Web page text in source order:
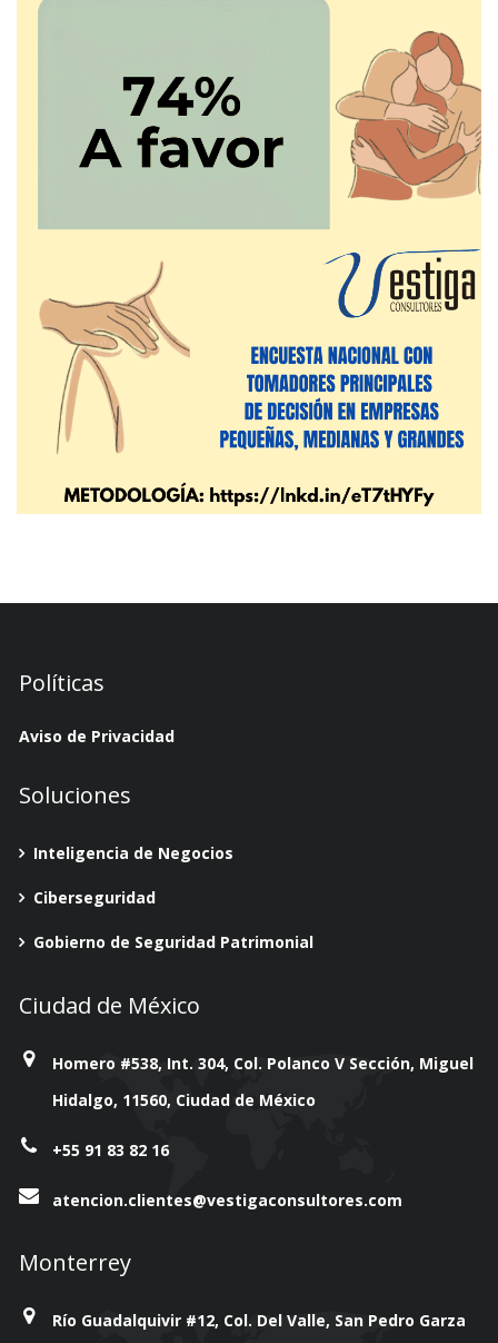
Políticas
Aviso de Privacidad
Soluciones
Inteligencia de Negocios
Ciberseguridad
Gobierno de Seguridad Patrimonial
Ciudad de México
Homero #538, Int. 304, Col. Polanco V Sección, Miguel
Hidalgo, 11560, Ciudad de México
+55 91 83 82 16
atencion.clientes@vestigaconsultores.com
Monterrey
Río Guadalquivir #12, Col. Del Valle, San Pedro Garza